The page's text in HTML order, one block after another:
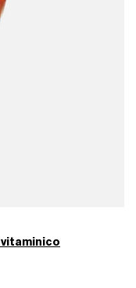
vitaminico